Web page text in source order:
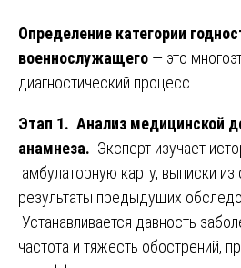
Определение категории
военнослужащего — это
диагностический процесс.
Этап 1. Анализ медицинской
анамнеза. Эксперт изучает
амбулаторную карту, выписки из
результаты предыдущих
Устанавливается давность
частота и тяжесть обострений,